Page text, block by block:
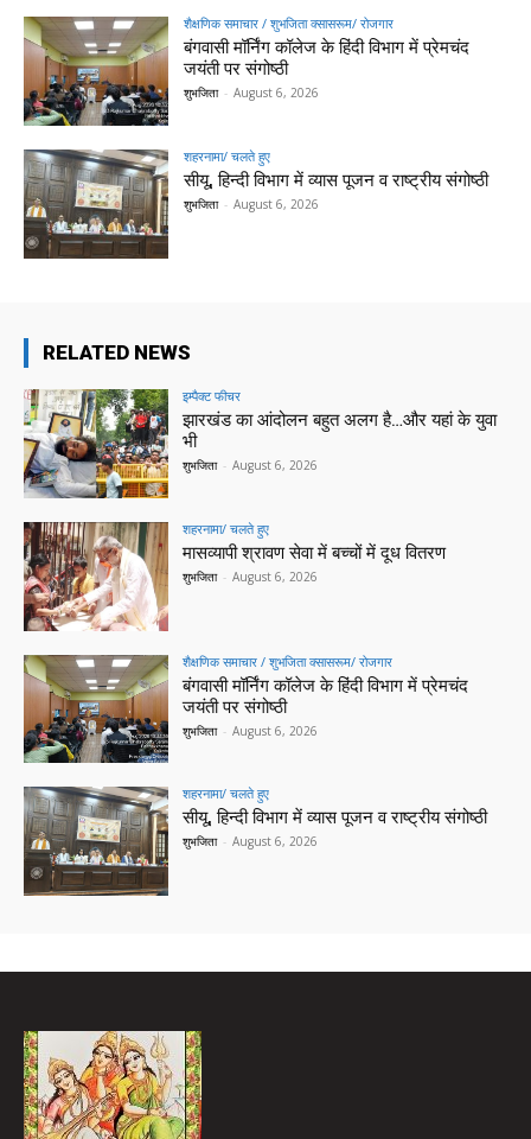
शैक्षणिक समाचार / शुभजिता क्सासरूम/ रोजगार
बंगवासी मॉर्निंग कॉलेज के हिंदी विभाग में प्रेमचंद
जयंती पर संगोष्ठी
शुभजिता - August 6, 2026
शहरनामा/ चलते हुए
सीयू, हिन्दी विभाग में व्यास पूजन व राष्ट्रीय संगोष्ठी
शुभजिता - August 6, 2026
RELATED NEWS
इम्पैक्ट फीचर
झारखंड का आंदोलन बहुत अलग है…और यहां के युवा
भी
शुभजिता - August 6, 2026
शहरनामा/ चलते हुए
मासव्यापी श्रावण सेवा में बच्चों में दूध वितरण
शुभजिता - August 6, 2026
शैक्षणिक समाचार / शुभजिता क्सासरूम/ रोजगार
बंगवासी मॉर्निंग कॉलेज के हिंदी विभाग में प्रेमचंद
जयंती पर संगोष्ठी
शुभजिता - August 6, 2026
शहरनामा/ चलते हुए
सीयू, हिन्दी विभाग में व्यास पूजन व राष्ट्रीय संगोष्ठी
शुभजिता - August 6, 2026